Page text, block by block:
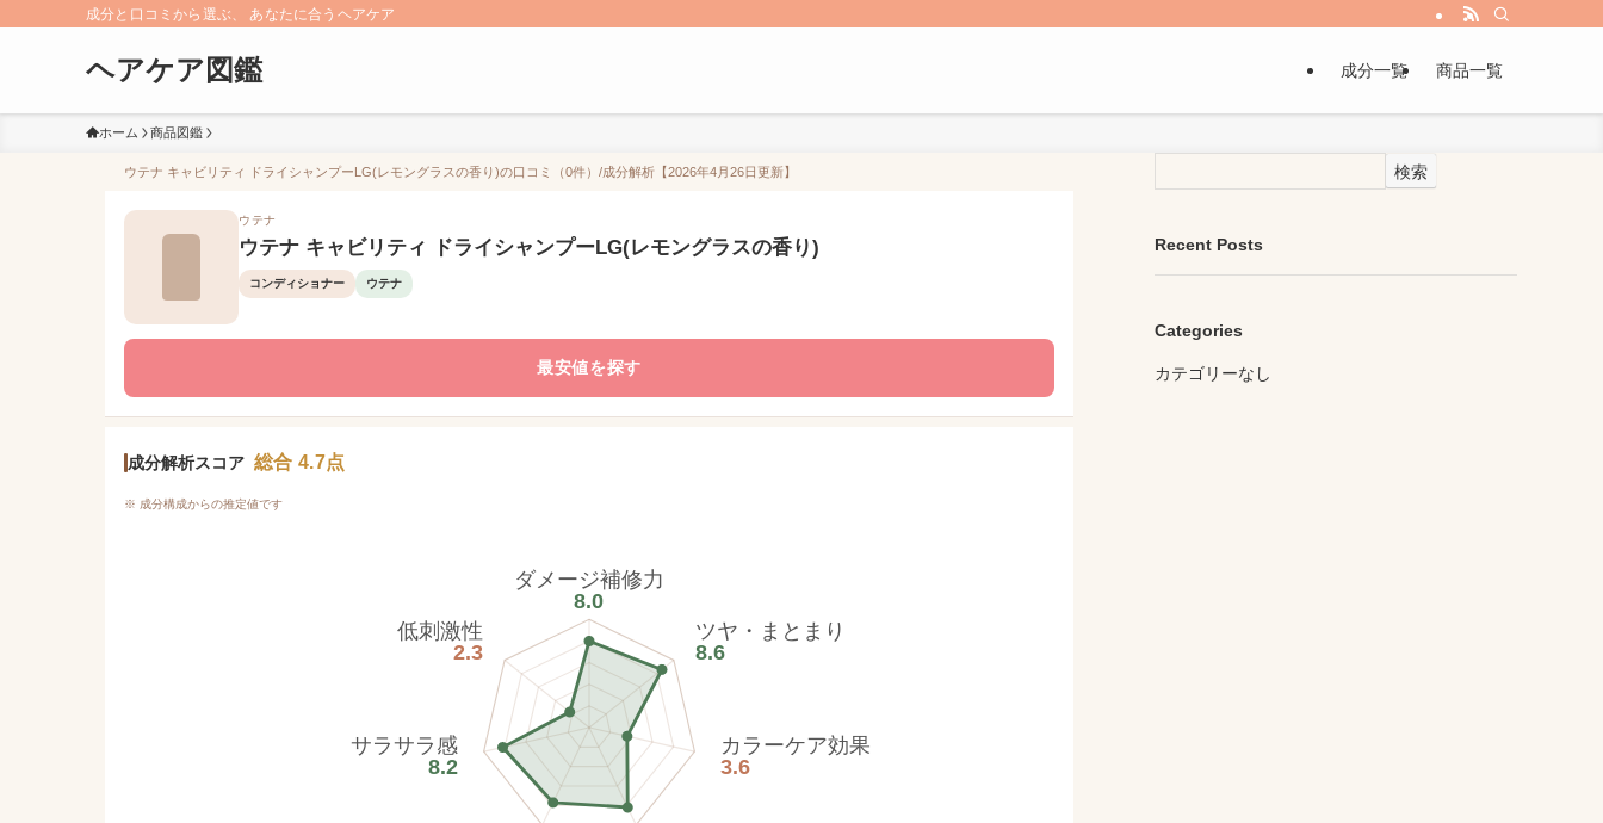
成分と口コミから選ぶ、 あなたに合うヘアケア
ヘアケア図鑑 成分一覧 商品一覧
ホーム 商品図鑑
ウテナ キャビリティ ドライシャンプーLG(レモングラスの香り)の口コミ（0件）/成分解析【2026年4月26日更新】
ウテナ
ウテナ キャビリティ ドライシャンプーLG(レモングラスの香り)
コンディショナー ウテナ
最安値を探す
成分解析スコア 総合 4.7点
※ 成分構成からの推定値です
ダメージ補修力
8.0
ツヤ・まとまり
8.6
カラーケア効果
3.6
サラサラ感
8.2
低刺激性
2.3
検索
Recent Posts
Categories
カテゴリーなし